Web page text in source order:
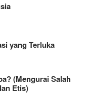
yang Terluka
(Mengurai Salah
Etis)